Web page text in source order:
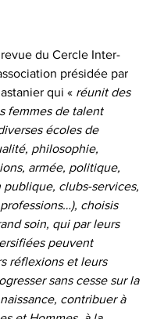
revue du Cercle Inter-
présidée par
qui « réunit des
femmes de talent
écoles de
philosophie,
armée, politique,
clubs-services,
choisis
soin, qui par leurs
peuvent
réflexions et leurs
sans cesse sur la
contribuer à